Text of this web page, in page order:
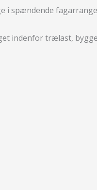
spændende
indenfor trælast,